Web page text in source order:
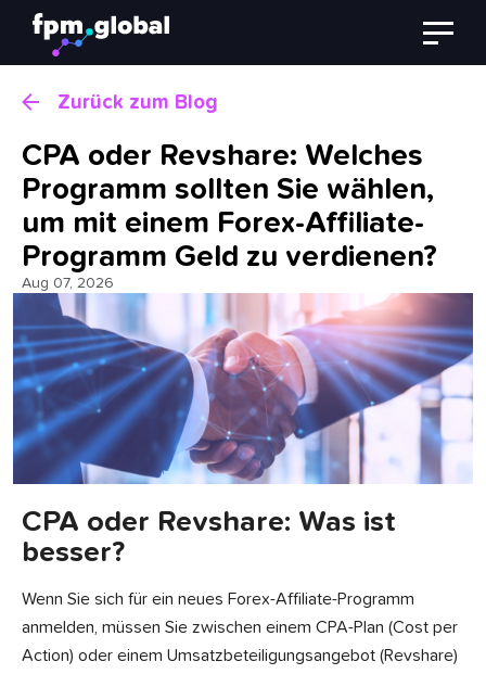
Skip
Zurück zum Blog
CPA oder Revshare: Welches
Programm sollten Sie wählen,
um mit einem Forex-Affiliate-
Programm Geld zu verdienen?
Aug 07, 2026
CPA oder Revshare: Was ist
besser?
Wenn Sie sich für ein neues Forex-Affiliate-Programm
anmelden, müssen Sie zwischen einem CPA-Plan (Cost per
Action) oder einem Umsatzbeteiligungsangebot (Revshare)